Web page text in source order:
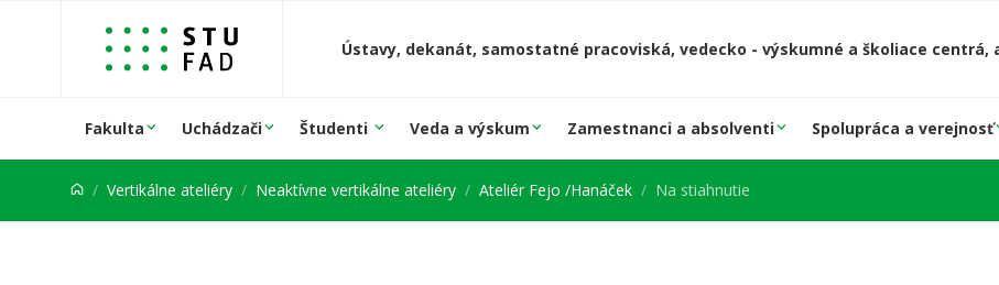
Prejsť na obsah
Ústavy, dekanát, samostatné pracoviská, vedecko - výskumné a školiace centrá,
Fakulta Uchádzači Študenti Veda a výskum Zamestnanci a absolventi Spolupráca a verejnosť
Vertikálne ateliéry Neaktívne vertikálne ateliéry Ateliér Fejo /Hanáček Na stiahnutie